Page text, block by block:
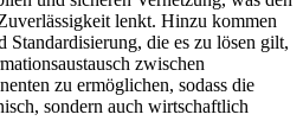
lenkt. Hinzu kommen
die es zu lösen gilt,
zwischen
zu ermöglichen, sodass die
sondern auch wirtschaftlich